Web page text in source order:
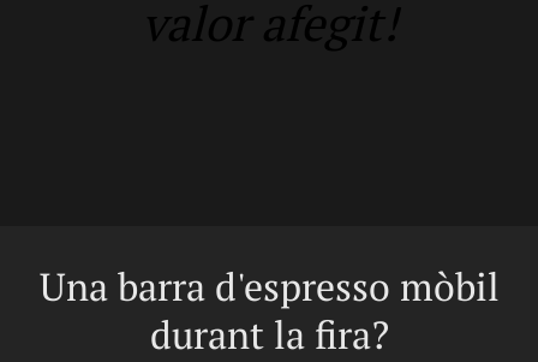
valor afegit!
Una barra d'espresso mòbil
durant la fira?